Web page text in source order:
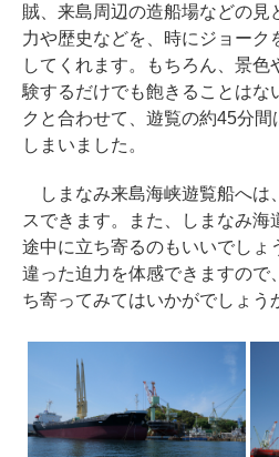
賊、来島周辺の造船場などの見
力や歴史などを、時にジョーク
してくれます。もちろん、景色
験するだけでも飽きることはな
クと合わせて、遊覧の約45分
しまいました。
しまなみ来島海峡遊覧船へは
スできます。また、しまなみ海
途中に立ち寄るのもいいでしょ
違った迫力を体感できますので
ち寄ってみてはいかがでしょう